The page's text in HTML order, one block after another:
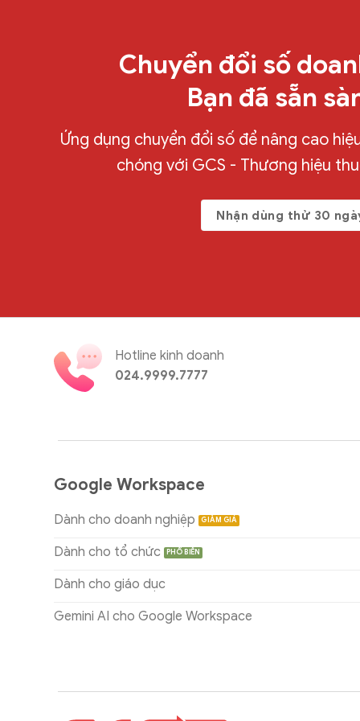
Chuyển đổi số
Bạn đã sẵn
Ứng dụng chuyển đổi số để nâng cao
chóng với GCS - Thương hiệu
Nhận dùng thử 30
Hotline kinh doanh
024.9999.7777
Google Workspace
Dành cho doanh nghiệp
Dành cho tổ chức
Dành cho giáo dục
Gemini AI cho Google Workspace